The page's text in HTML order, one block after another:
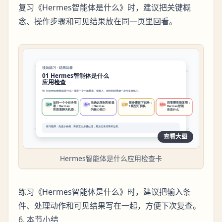
复习《Hermes智能体是什么》时，建议把关键概
念、操作步骤和可见结果放在同一页里回看。
查看大图
Hermes智能体是什么应用检查卡
练习《Hermes智能体是什么》时，建议把输入条
件、处理动作和可见结果写在一起，方便下次复查。
6. 本节小结